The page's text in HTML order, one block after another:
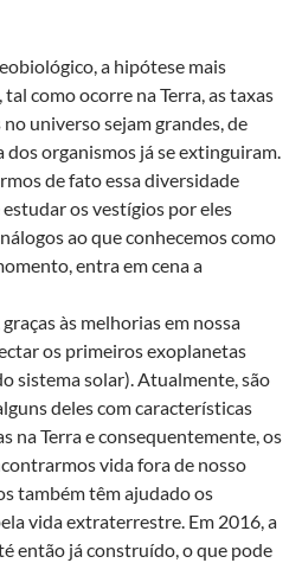
a hipótese mais
como ocorre na Terra, as taxas
universo sejam grandes, de
organismos já se extinguiram.
de fato essa diversidade
os vestígios por eles
ao que conhecemos como
entra em cena a
às melhorias em nossa
os primeiros exoplanetas
sistema solar). Atualmente, são
deles com características
na Terra e consequentemente, os
vida fora de nosso
também têm ajudado os
vida extraterrestre. Em 2016, a
então já construído, o que pode